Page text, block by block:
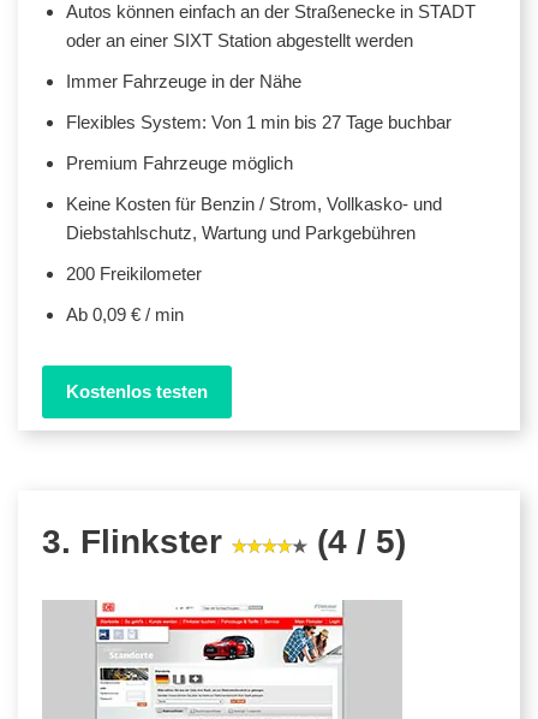
Autos können einfach an der Straßenecke in STADT
oder an einer SIXT Station abgestellt werden
Immer Fahrzeuge in der Nähe
Flexibles System: Von 1 min bis 27 Tage buchbar
Premium Fahrzeuge möglich
Keine Kosten für Benzin / Strom, Vollkasko- und
Diebstahlschutz, Wartung und Parkgebühren
200 Freikilometer
Ab 0,09 € / min
Kostenlos testen
3. Flinkster (4 / 5)